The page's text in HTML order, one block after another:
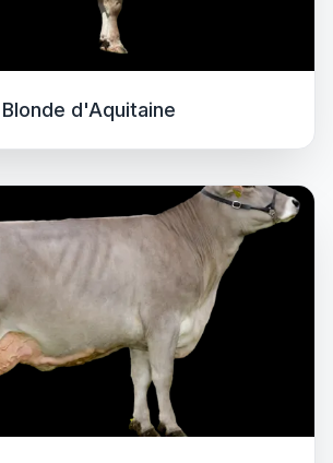
Blonde d'Aquitaine